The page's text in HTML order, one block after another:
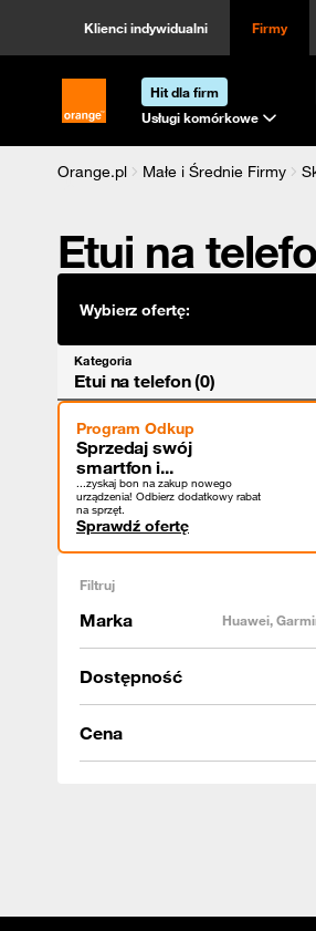
Klienci indywidualni Firmy
Strona główna Orange.pl
Hit dla firm
Usługi komórkowe
Orange.pl Małe i Średnie Firmy
Etui na
Wybierz ofertę:
Kategoria
Etui na telefon (0)
Program Odkup
Sprzedaj swój
smartfon i...
...zyskaj bon na zakup nowego
urządzenia! Odbierz dodatkowy rabat
na sprzęt.
Sprawdź ofertę
Filtruj
Marka Huawei,
Dostępność
Cena